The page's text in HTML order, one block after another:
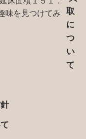
味を見つけてみ
取
に
つ
い
て